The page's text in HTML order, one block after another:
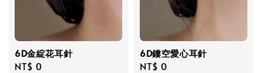
6D金綻花耳針
Regular
NT$ 0
6D鏤空愛心耳針
Regular
NT$ 0